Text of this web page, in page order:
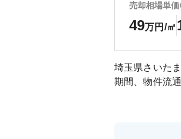
売却相場単価
49万円/㎡
埼玉県さいた
期間、物件流